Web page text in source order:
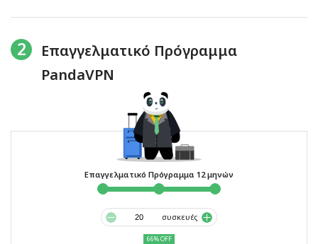
2
Επαγγελματικό Πρόγραμμα
PandaVPN
Επαγγελματικό Πρόγραμμα 12 μηνών
συσκευές
66% OFF